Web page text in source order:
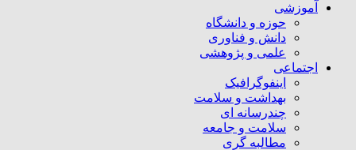
آموزشی
حوزه و دانشگاه
دانش و فناوری
علمی و پژوهشی
اجتماعی
اینفوگرافیک
بهداشت و سلامت
چندرسانه ای
سلامت و جامعه
مطالبه گری